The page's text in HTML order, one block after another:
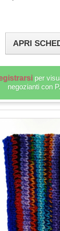
APRI
per
negozianti con